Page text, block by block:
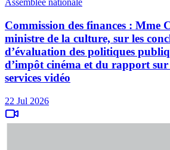
Assemblée nationale
Commission des finances : Mme
ministre de la culture, sur les
d’évaluation des politiques
d’impôt cinéma et du rapport sur
services vidéo
22 Jul 2026